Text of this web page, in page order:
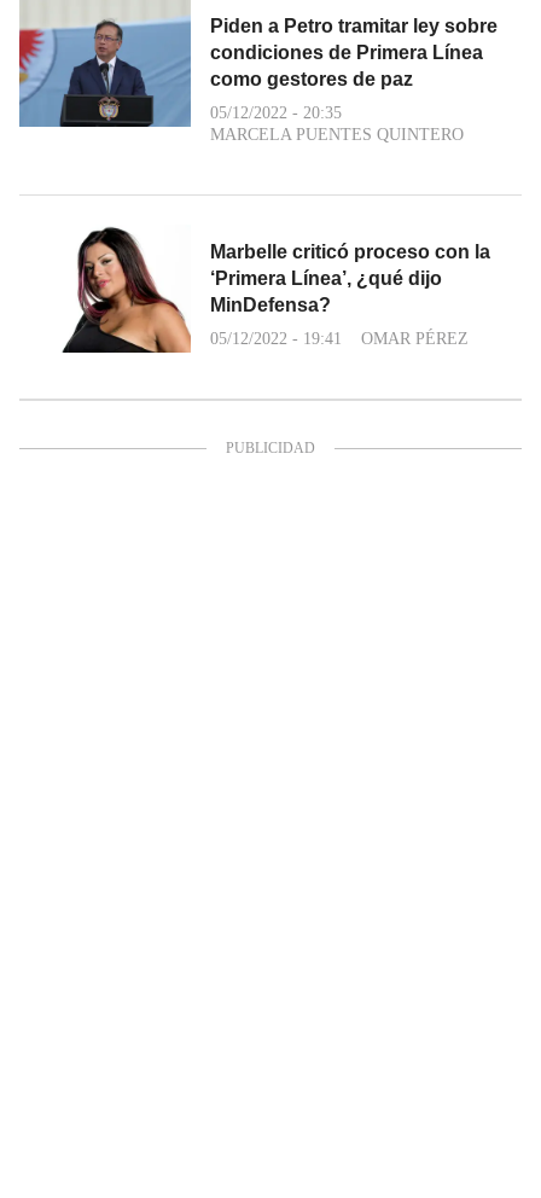
Piden a Petro tramitar ley sobre
condiciones de Primera Línea
como gestores de paz
05/12/2022 - 20:35
MARCELA PUENTES QUINTERO
Marbelle criticó proceso con la
‘Primera Línea’, ¿qué dijo
MinDefensa?
05/12/2022 - 19:41 OMAR PÉREZ